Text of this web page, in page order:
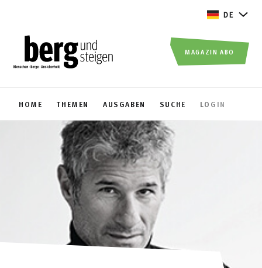
DE
HOME THEMEN AUSGABEN SUCHE LOGIN
MAGAZIN ABO